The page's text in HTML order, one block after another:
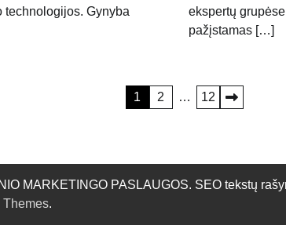
technologijos. Gynyba
ekspertų
pažįstamas […]
1 2 … 12
MARKETINGO PASLAUGOS. SEO tekstų
Themes.